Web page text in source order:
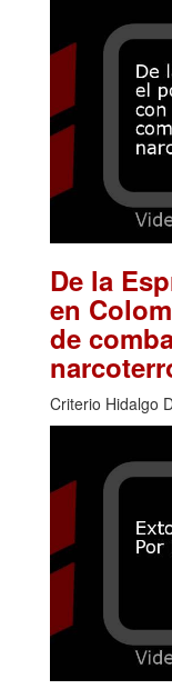
De la
en
de
Criterio Hidalgo